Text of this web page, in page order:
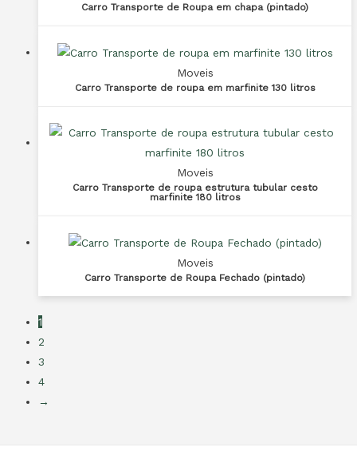
Carro Transporte de Roupa em chapa (pintado)
Moveis
Carro Transporte de roupa em marfinite 130 litros
Moveis
Carro Transporte de roupa estrutura tubular cesto
marfinite 180 litros
Moveis
Carro Transporte de Roupa Fechado (pintado)
1
2
3
4
→